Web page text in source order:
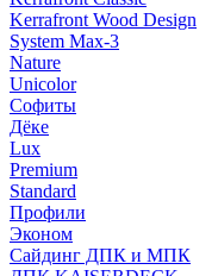
Kerrafront Wood Design
System Max-3
Nature
Unicolor
Софиты
Дёке
Lux
Premium
Standard
Профили
Эконом
Сайдинг ДПК и МПК